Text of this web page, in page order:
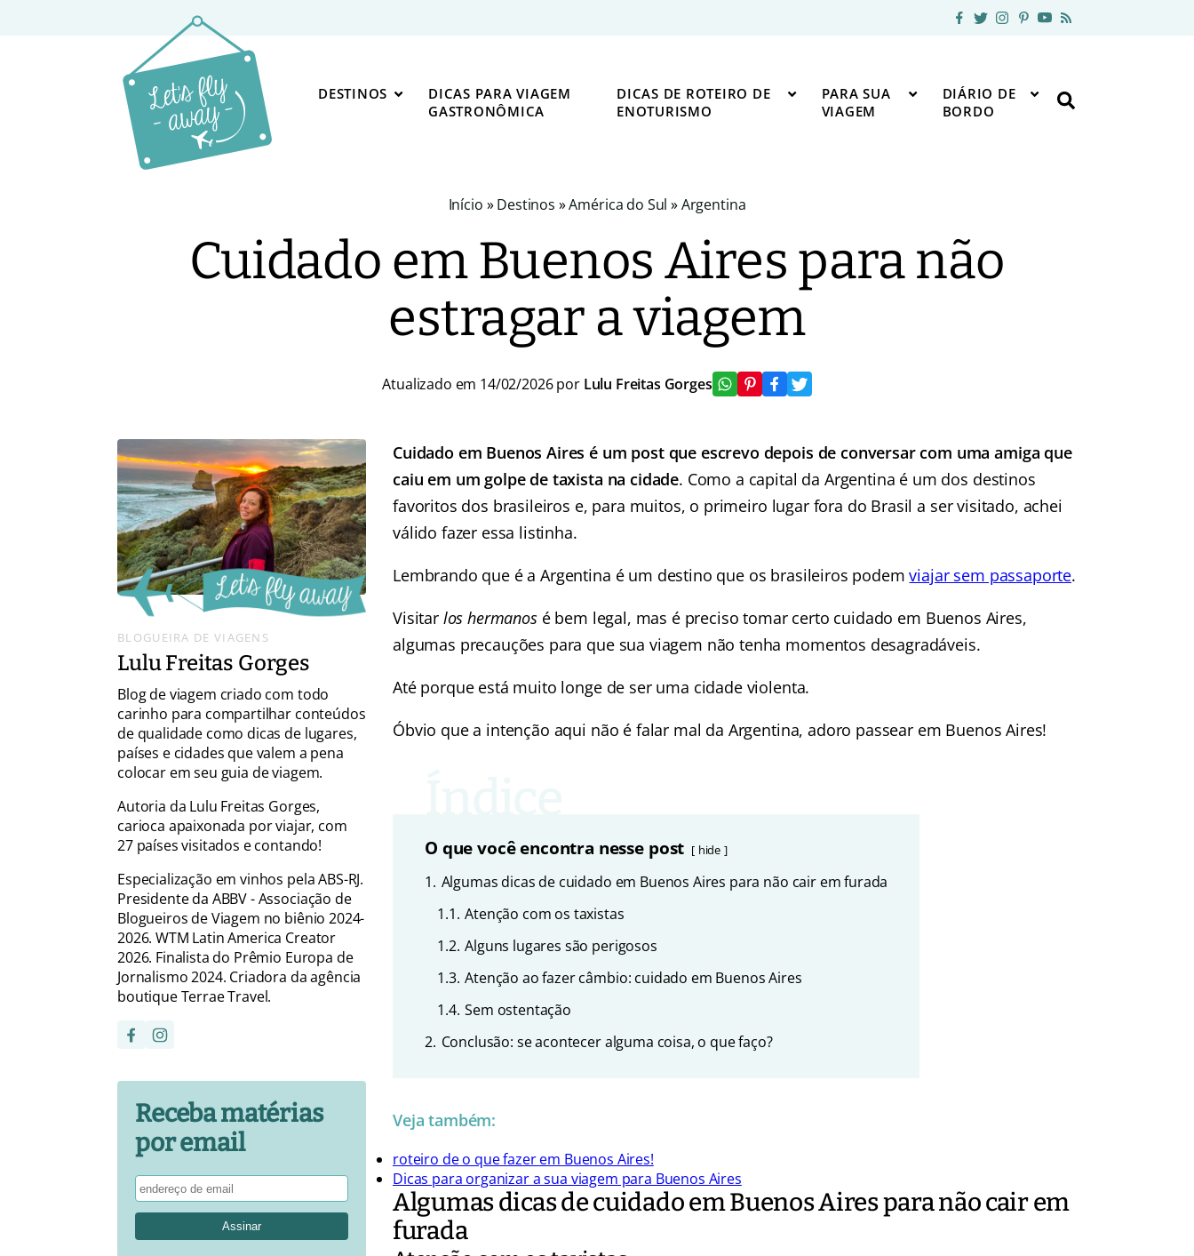
DESTINOS
DICAS PARA VIAGEM
GASTRONÔMICA
DICAS DE ROTEIRO DE
ENOTURISMO
PARA SUA
VIAGEM
DIÁRIO DE
BORDO
Início »Destinos »América do Sul »Argentina
Cuidado em Buenos Aires para não
estragar a viagem
Atualizado em 14/02/2026 por Lulu Freitas Gorges
Cuidado em Buenos Aires é um post que escrevo depois de conversar com uma amiga que
caiu em um golpe de taxista na cidade. Como a capital da Argentina é um dos destinos
favoritos dos brasileiros e, para muitos, o primeiro lugar fora do Brasil a ser visitado, achei
válido fazer essa listinha.
Lembrando que é a Argentina é um destino que os brasileiros podemviajar sem passaporte.
Visitar los hermanosé bem legal, mas é preciso tomar certo cuidado em Buenos Aires,
algumas precauções para que sua viagem não tenha momentos desagradáveis.
Até porque está muito longe de ser uma cidade violenta.
Óbvio que a intenção aqui não é falar mal da Argentina, adoro passear em Buenos Aires!
O que você encontra nesse post hide
1. Algumas dicas de cuidado em Buenos Aires para não cair em furada
1.1. Atenção com os taxistas
1.2. Alguns lugares são perigosos
1.3. Atenção ao fazer câmbio: cuidado em Buenos Aires
1.4. Sem ostentação
2. Conclusão: se acontecer alguma coisa, o que faço?
Veja também:
roteiro de o que fazer em Buenos Aires!
Dicas para organizar a sua viagem para Buenos Aires
Algumas dicas de cuidado em Buenos Aires para não cair em
furada
BLOGUEIRA DE VIAGENS
Lulu Freitas Gorges
Blog de viagem criado com todo
carinho para compartilhar conteúdos
de qualidade como dicas de lugares,
países e cidades que valem a pena
colocar em seu guia de viagem.
Autoria da Lulu Freitas Gorges,
carioca apaixonada por viajar, com
27 países visitados e contando!
Especialização em vinhos pela ABS-RJ.
Presidente da ABBV - Associação de
Blogueiros de Viagem no biênio 2024-
2026. WTM Latin America Creator
2026. Finalista do Prêmio Europa de
Jornalismo 2024. Criadora da agência
boutique Terrae Travel.
Receba matérias
por email